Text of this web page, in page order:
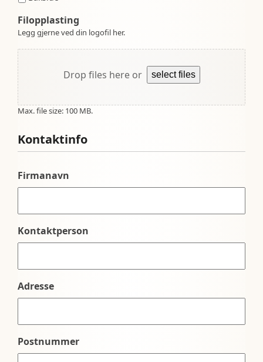
Filopplasting
Legg gjerne ved din logofil her.
Drop files here or select files
Max. file size: 100 MB.
Kontaktinfo
Firmanavn
Kontaktperson
Adresse
Postnummer